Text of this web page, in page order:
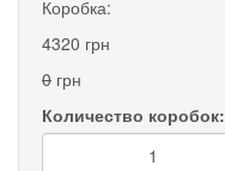
Коробка:
4320 грн
0 грн
Количество коробок: